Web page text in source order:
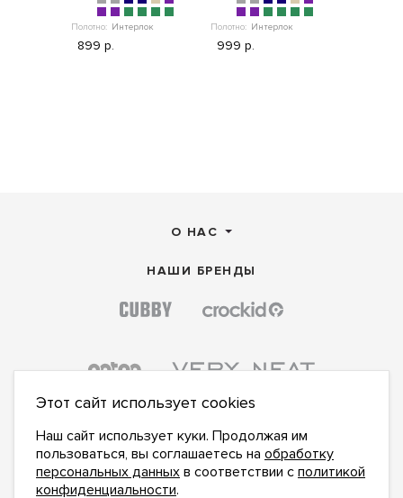
Полотно: Интерлок
899 р.
Полотно: Интерлок
999 р.
О НАС
НАШИ БРЕНДЫ
ПОДПИСАТЬСЯ НА НОВОСТИ:
Этот сайт использует cookies
Наш сайт использует куки. Продолжая им
пользоваться, вы соглашаетесь на обработку
персональных данных в соответствии с политикой
конфиденциальности.